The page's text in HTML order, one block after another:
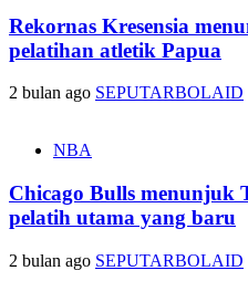
Rekornas Kresensia
pelatihan atletik Papua
2 bulan ago SEPUTARBOLAID
NBA
Chicago Bulls menunjuk
pelatih utama yang baru
2 bulan ago SEPUTARBOLAID